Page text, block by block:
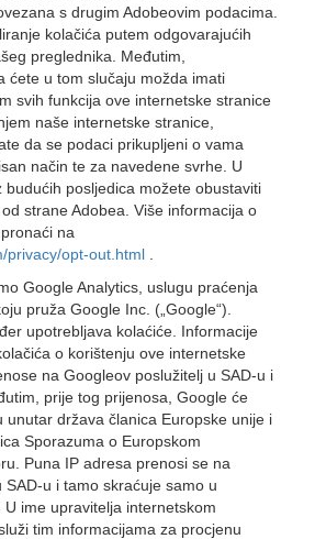
s drugim Adobeovim podacima.
kolačića putem odgovarajućih
preglednika. Međutim,
ćete u tom slučaju možda imati
svih funkcija ove internetske stranice
naše internetske stranice,
da se podaci prikupljeni o vama
način te za navedene svrhe. U
posljedica možete obustaviti
strane Adobea. Više informacija o
na
privacy/opt-out.html
Google Analytics, uslugu praćenja
pruža Google Inc. („Google“).
upotrebljava kolaćiće. Informacije
o korištenju ove internetske
na Googleov poslužitelj u SAD-u i
prije tog prijenosa, Google će
unutar država članica Europske unije i
Sporazuma o Europskom
Puna IP adresa prenosi se na
u i tamo skraćuje samo u
ime upravitelja internetskom
tim informacijama za procjenu